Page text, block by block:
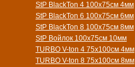
StP BlackTon 4 100х75см 4мм
StP BlackTon 6 100х75см 6мм
StP BlackTon 8 100х75см 8мм
StP Войлок 100х75см 10мм
TURBO V-ton 4 75х100см 4мм
TURBO V-ton 8 75х100см 8мм